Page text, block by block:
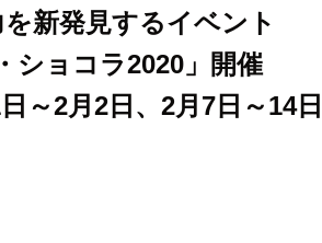
新発見するイベント
ショコラ2020」開催
～2月2日、2月7日～14日